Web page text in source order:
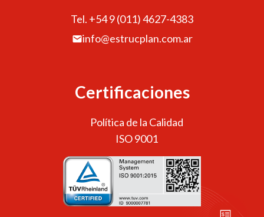
Tel. +54 9 (011) 4627-4383
info@estrucplan.com.ar
Certificaciones
Política de la Calidad
ISO 9001